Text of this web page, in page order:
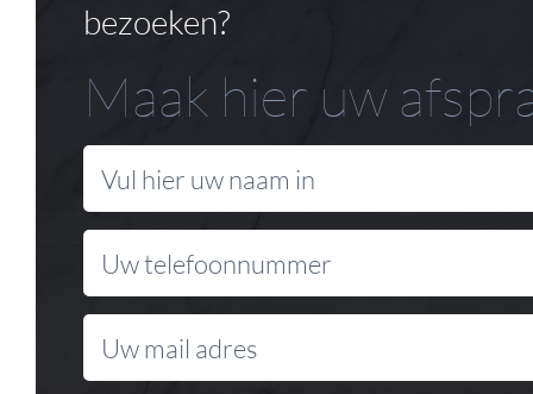
bezoeken?
Maak hier uw